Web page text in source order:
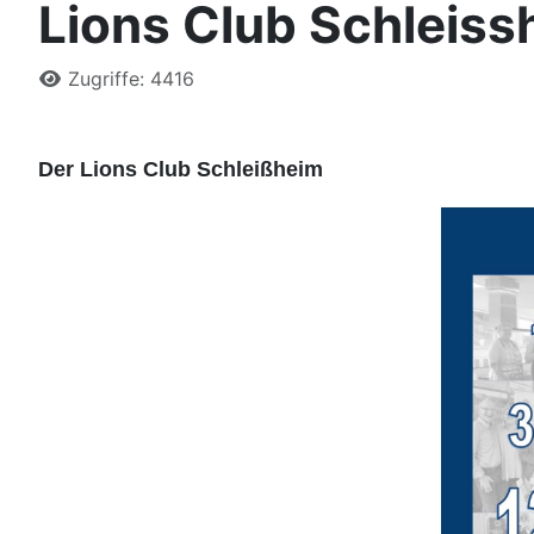
Lions Club
DetailsZugriffe: 4416
Der Lions Club Schleißheim